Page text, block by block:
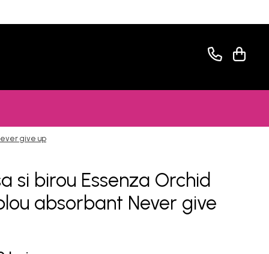
give up
si birou Essenza Orchid
absorbant Never give